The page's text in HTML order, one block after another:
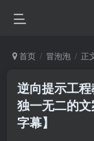
首页 冒泡泡 正
逆向提示工
独一无二的
字幕】